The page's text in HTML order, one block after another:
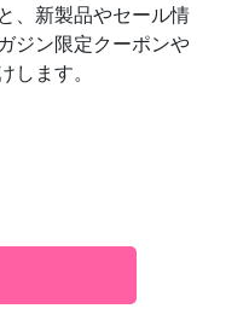
、新製品やセール情
ジン限定クーポンや
ます。